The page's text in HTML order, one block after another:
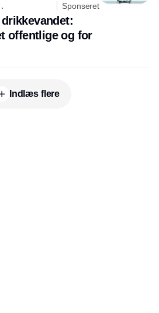
Sponseret
offentlige og for
Indlæs flere